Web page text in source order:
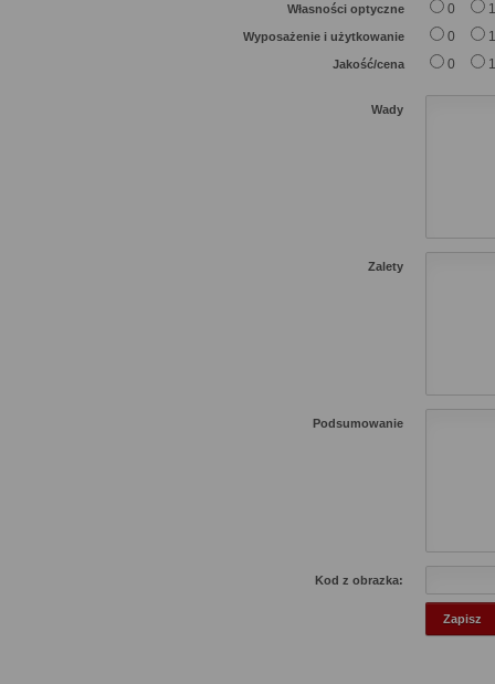
Własności optyczne 0 1
Wyposażenie i użytkowanie 0 1
Jakość/cena 0 1
Wady
Zalety
Podsumowanie
Kod z obrazka: